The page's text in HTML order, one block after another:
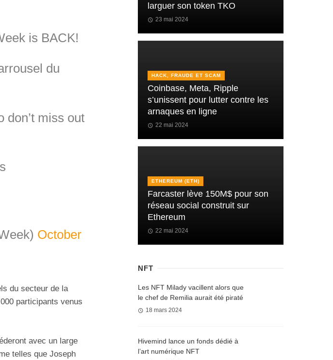
is BACK!
du
don’t miss out
October
du secteur de la
participants venus
avec un large
telles que Joseph
larguer son token TKO
23 mai 2024
HACK, FRAUDE ET SCAM
Coinbase, Meta, Ripple
s’unissent pour lutter contre les
arnaques en ligne
22 mai 2024
ETHEREUM (ETH)
Farcaster lève 150M$ pour son
réseau social construit sur
Ethereum
22 mai 2024
NFT
Les NFT Milady vacillent alors que
le chef de Remilia aurait été piraté
18 mars 2024
Hivemind lance un fonds dédié à
l’art numérique NFT